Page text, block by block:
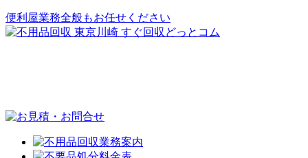
便利屋業務全般もお任せください